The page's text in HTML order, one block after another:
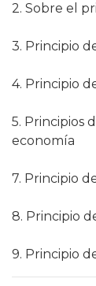
2. Sobre el
3. Principio
4. Principio
5. Principios
economía
7. Principio
8. Principio
9. Principio